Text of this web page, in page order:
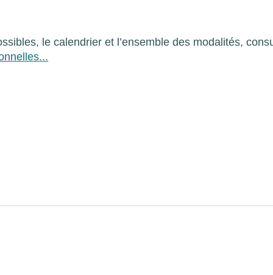
le calendrier et l’ensemble des modalités,